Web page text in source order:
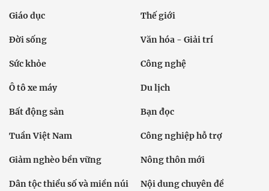
Giáo dục Thế giới
Đời sống Văn hóa - Giải trí
Sức khỏe Công nghệ
Ô tô xe máy Du lịch
Bất động sản Bạn đọc
Tuần Việt Nam Công nghiệp hỗ trợ
Giảm nghèo bền vững Nông thôn mới
Dân tộc thiểu số và miền núi Nội dung chuyên đề